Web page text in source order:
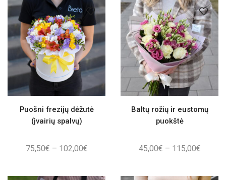
through
57,00€
through
69,00€
Puošni frezijų dėžutė
(įvairių spalvų)
75,50€ – 102,00€Price
Baltų rožių ir eustomų
puokštė
45,00€ – 115,00€Price